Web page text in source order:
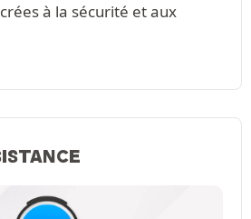
à la sécurité et aux